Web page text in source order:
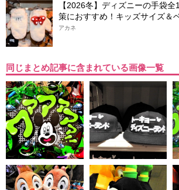
【2026冬】ディズニーの手袋
策におすすめ！キッズサイズ＆
アカネ
同じまとめ記事に含まれている画像一覧